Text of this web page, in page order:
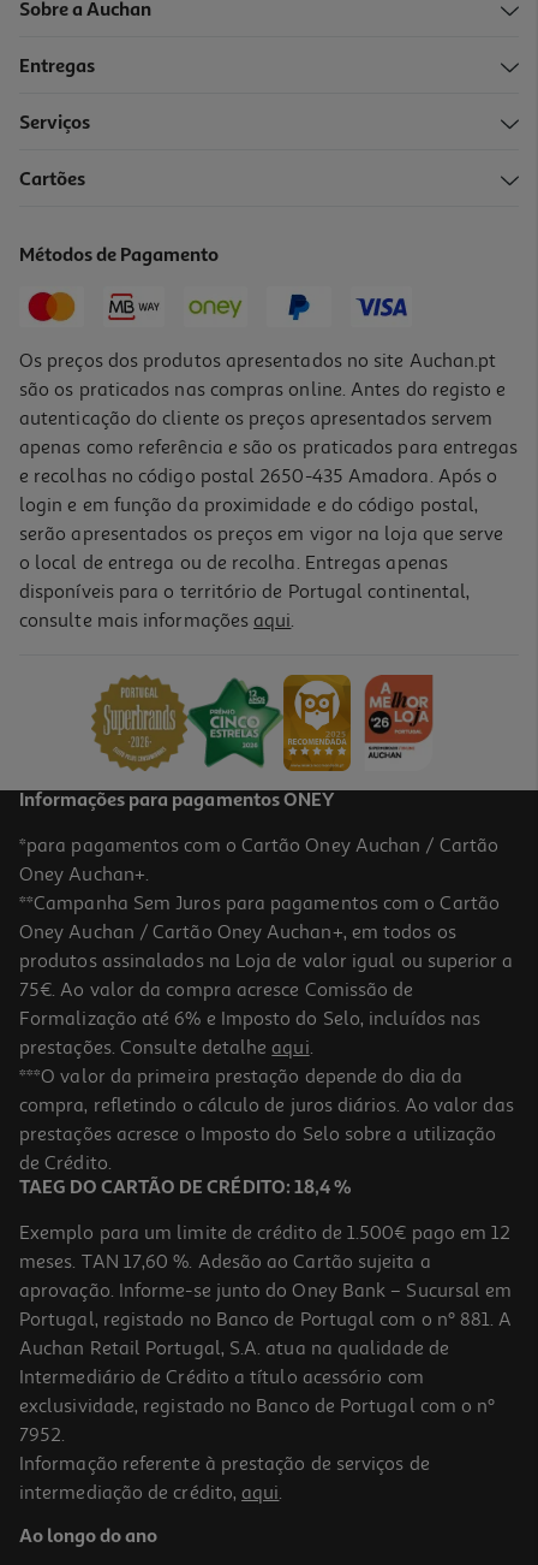
Sobre a Auchan
Entregas
Serviços
Cartões
Métodos de Pagamento
Os preços dos produtos apresentados no site Auchan.pt
são os praticados nas compras online. Antes do registo e
autenticação do cliente os preços apresentados servem
apenas como referência e são os praticados para entregas
e recolhas no código postal 2650-435 Amadora. Após o
login e em função da proximidade e do código postal,
serão apresentados os preços em vigor na loja que serve
o local de entrega ou de recolha. Entregas apenas
disponíveis para o território de Portugal continental,
consulte mais informações aqui.
Informações para pagamentos ONEY
*para pagamentos com o Cartão Oney Auchan / Cartão
Oney Auchan+.
**Campanha Sem Juros para pagamentos com o Cartão
Oney Auchan / Cartão Oney Auchan+, em todos os
produtos assinalados na Loja de valor igual ou superior a
75€. Ao valor da compra acresce Comissão de
Formalização até 6% e Imposto do Selo, incluídos nas
prestações. Consulte detalhe aqui.
***O valor da primeira prestação depende do dia da
compra, refletindo o cálculo de juros diários. Ao valor das
prestações acresce o Imposto do Selo sobre a utilização
de Crédito.
TAEG DO CARTÃO DE CRÉDITO: 18,4 %
Exemplo para um limite de crédito de 1.500€ pago em 12
meses. TAN 17,60 %. Adesão ao Cartão sujeita a
aprovação. Informe-se junto do Oney Bank – Sucursal em
Portugal, registado no Banco de Portugal com o nº 881. A
Auchan Retail Portugal, S.A. atua na qualidade de
Intermediário de Crédito a título acessório com
exclusividade, registado no Banco de Portugal com o nº
7952.
Informação referente à prestação de serviços de
intermediação de crédito, aqui.
Ao longo do ano